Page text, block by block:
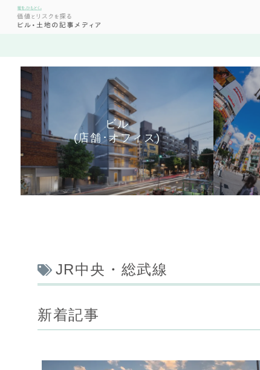
ビル
(店舗･オフィス)
JR中央・総武線
新着記事